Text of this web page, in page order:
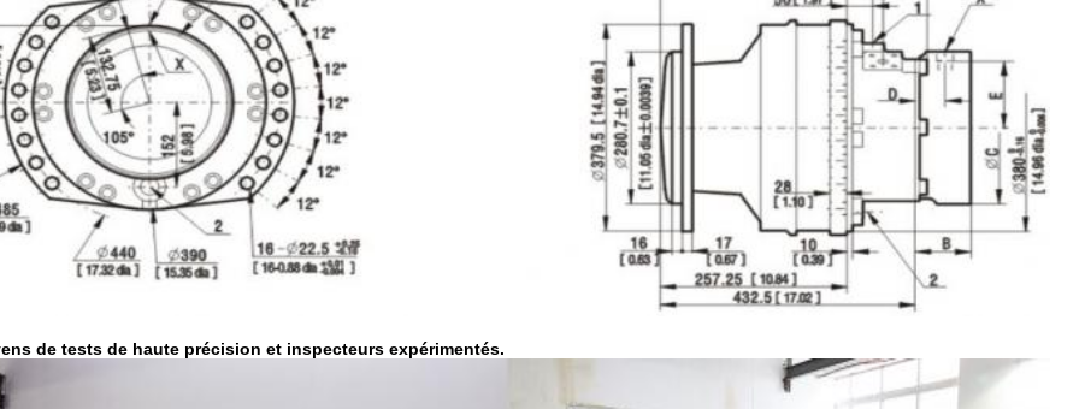
de tests de haute précision et inspecteurs expérimentés.